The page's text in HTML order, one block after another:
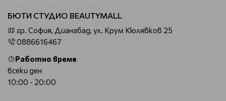
БЮТИ СТУДИО BEAUTYMALL
гр. София, Дианабад, ул. Крум Кюлявков 25
0886616467
Работно време
всеки ден
10:00 - 20:00